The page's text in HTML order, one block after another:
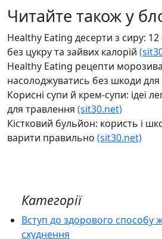
Читайте також у
Healthy Eating десерти з сиру:
без цукру та зайвих калорій
Healthy Eating рецепти
насолоджуватись без шкоди для
Корисні супи й крем-супи: ідеї
для травлення (sit30.net)
Кістковий бульйон: користь і
варити правильно (sit30.net)
Категорії
Вступ до здорового способу
схуднення